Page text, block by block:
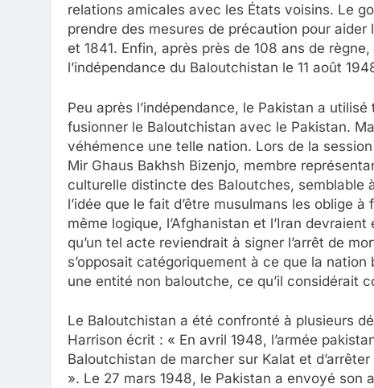
relations amicales avec les États voisins. Le
prendre des mesures de précaution pour
et 1841. Enfin, après près de 108 ans de
l’indépendance du Baloutchistan le 11 août
Peu après l’indépendance, le Pakistan a
fusionner le Baloutchistan avec le Pakistan.
véhémence une telle nation. Lors de la
Mir Ghaus Bakhsh Bizenjo, membre
culturelle distincte des Baloutches, semblable
l’idée que le fait d’être musulmans les oblige
même logique, l’Afghanistan et l’Iran
qu’un tel acte reviendrait à signer l’arrêt de
s’opposait catégoriquement à ce que la
une entité non baloutche, ce qu’il considérait
Le Baloutchistan a été confronté à plusieurs
Harrison écrit : « En avril 1948, l’armée
Baloutchistan de marcher sur Kalat et
». Le 27 mars 1948, le Pakistan a envoyé son